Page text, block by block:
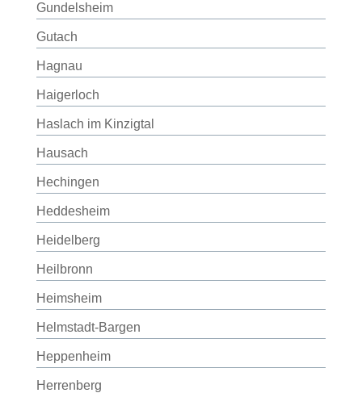
Gundelsheim
Gutach
Hagnau
Haigerloch
Haslach im Kinzigtal
Hausach
Hechingen
Heddesheim
Heidelberg
Heilbronn
Heimsheim
Helmstadt-Bargen
Heppenheim
Herrenberg